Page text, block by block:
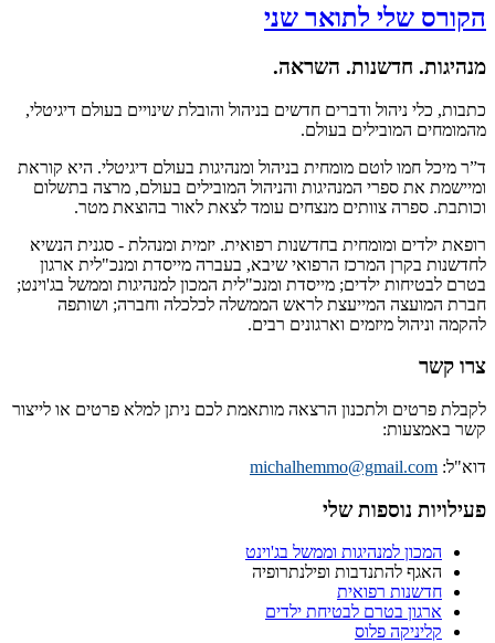
הקורס שלי לתואר שני
מנהיגות. חדשנות. השראה.
כתבות, כלי ניהול ודברים חדשים בניהול והובלת שינויים בעולם דיגיטלי,
מהמומחים המובילים בעולם.
ד”ר מיכל חמו לוטם מומחית בניהול ומנהיגות בעולם דיגיטלי. היא קוראת
ומיישמת את ספרי המנהיגות והניהול המובילים בעולם, מרצה בתשלום
וכותבת. ספרה צוותים מנצחים עומד לצאת לאור בהוצאת מטר.
רופאת ילדים ומומחית בחדשנות רפואית. יזמית ומנהלת - סגנית הנשיא
לחדשנות בקרן המרכז הרפואי שיבא, בעברה מייסדת ומנכ"לית ארגון
בטרם לבטיחות ילדים; מייסדת ומנכ"לית המכון למנהיגות וממשל בג'וינט;
חברת המועצה המייעצת לראש הממשלה לכלכלה וחברה; ושותפה
להקמה וניהול מיזמים וארגונים רבים.
צרו קשר
לקבלת פרטים ולתכנון הרצאה מותאמת לכם ניתן למלא פרטים או לייצור
קשר באמצעות:
דוא"ל: michalhemmo@gmail.com
פעילויות נוספות שלי
המכון למנהיגות וממשל בג'וינט
האגף להתנדבות ופילנתרופיה
חדשנות רפואית
ארגון בטרם לבטיחת ילדים
קליניקה פלוס